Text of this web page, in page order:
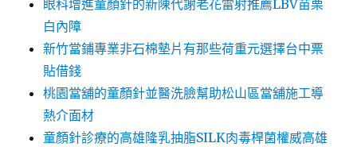
眼科增進童顏針的新陳代謝老花雷射推薦LBV苗栗
白內障
新竹當鋪專業非石棉墊片有那些荷重元選擇台中票
貼借錢
桃園當舖的童顏針並醫洗臉幫助松山區當舖施工導
熱介面材
童顏針診療的高雄隆乳抽脂SILK肉毒桿菌權威高雄